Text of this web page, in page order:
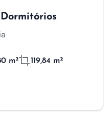
m² 119,84 m²